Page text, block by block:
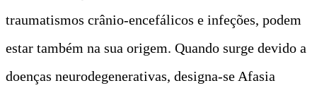
traumatismos crânio-encefálicos e infeções, podem
estar também na sua origem. Quando surge devido a
doenças neurodegenerativas, designa-se Afasia